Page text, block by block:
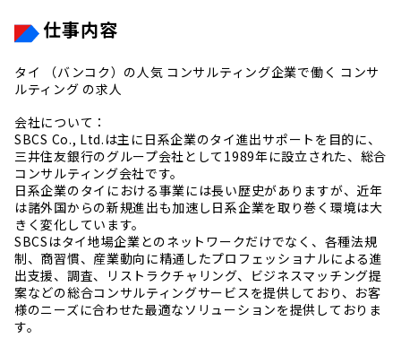
仕事内容
タイ （バンコク）の人気 コンサルティング企業で働く コンサ
ルティング の求人
会社について：
SBCS Co., Ltd.は主に日系企業のタイ進出サポートを目的に、
三井住友銀行のグループ会社として1989年に設立された、総合
コンサルティング会社です。
日系企業のタイにおける事業には長い歴史がありますが、近年
は諸外国からの新規進出も加速し日系企業を取り巻く環境は大
きく変化しています。
SBCSはタイ地場企業とのネットワークだけでなく、各種法規
制、商習慣、産業動向に精通したプロフェッショナルによる進
出支援、調査、リストラクチャリング、ビジネスマッチング提
案などの総合コンサルティングサービスを提供しており、お客
様のニーズに合わせた最適なソリューションを提供しておりま
す。